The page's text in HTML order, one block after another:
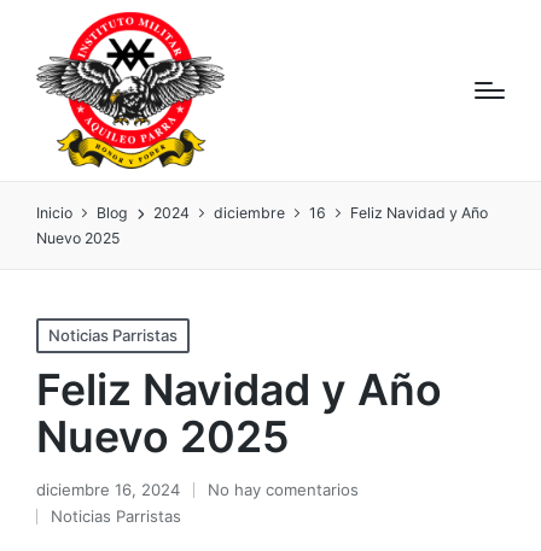
Inicio Blog 2024 diciembre 16
Feliz Navidad y Año
Nuevo 2025
Noticias Parristas
Feliz Navidad y Año
Nuevo 2025
diciembre 16, 2024
No hay comentarios
Noticias Parristas